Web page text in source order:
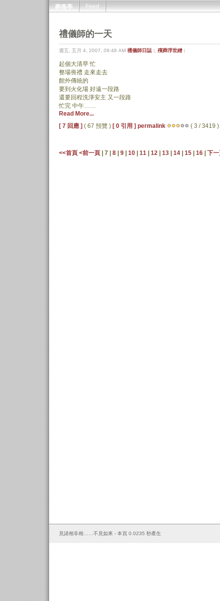
葬喪亭 Feed
禮儀師的一天
週五, 五月 4, 2007, 09:48 AM 禮儀師日誌 : 殯葬浮世繒 :
起個大清早 忙
整場喪禮 走來走去
館外傳統的
要到火化場 好遠一段路
還要回程洗淨安主 又一段路
忙完 中午……
Read More...
[ 7 回應 ] ( 67 預覽 ) [ 0 引用 ] permalink ( 3 / 3419 )
<<首頁 <前一頁 | 7 | 8 9 10 11 12 13 14 15 16 下
見諸相非相……不見如來 - 本頁 0.0235 秒產生